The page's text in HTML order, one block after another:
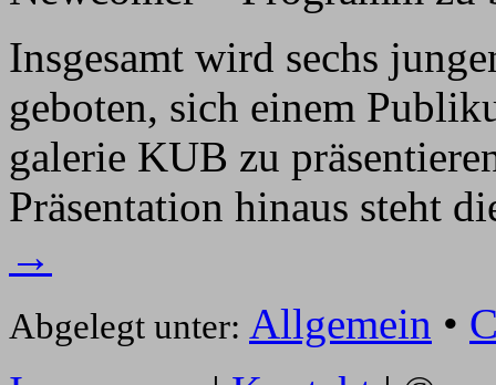
Insgesamt wird sechs
geboten, sich einem
galerie KUB zu
Präsentation hinaus steht
→
Abgelegt unter: Allgemein •